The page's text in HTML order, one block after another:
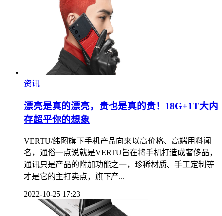
资讯
漂亮是真的漂亮，贵也是真的贵！18G+1T大内
存超乎你的想象
VERTU/纬图旗下手机产品向来以高价格、高端用料闻
名，通俗一点说就是VERTU旨在将手机打造成奢侈品，
通讯只是产品的附加功能之一，珍稀材质、手工定制等
才是它的主打卖点，旗下产...
2022-10-25 17:23